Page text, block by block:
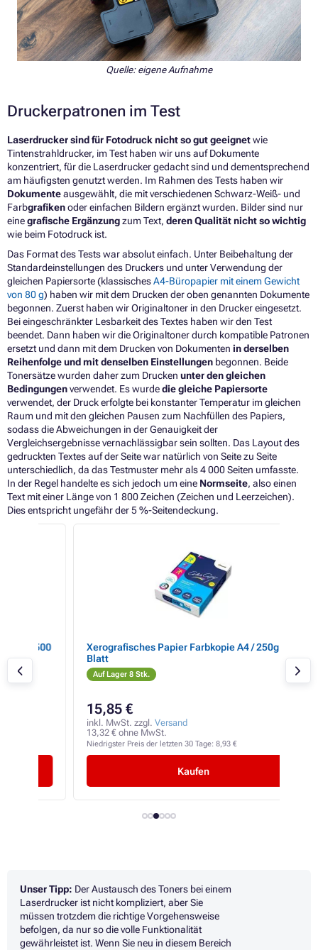
Quelle: eigene Aufnahme
Druckerpatronen im Test
Laserdrucker sind für Fotodruck nicht so gut geeignetwie
Tintenstrahldrucker, im Test haben wir uns auf Dokumente
konzentriert, für die Laserdrucker gedacht sind und dementsprechend
am häufigsten genutzt werden. Im Rahmen des Tests haben wir
Dokumenteausgewählt, die mit verschiedenen Schwarz-Weiß- und
Farbgrafikenoder einfachen Bildern ergänzt wurden. Bilder sind nur
einegrafische Ergänzungzum Text, deren Qualität nicht so wichtig
wie beim Fotodruck ist.
Das Format des Tests war absolut einfach. Unter Beibehaltung der
Standardeinstellungen des Druckers und unter Verwendung der
gleichen Papiersorte (klassischesA4-Büropapier mit einem Gewicht
von 80 g) haben wir mit dem Drucken der oben genannten Dokumente
begonnen. Zuerst haben wir Originaltoner in den Drucker eingesetzt.
Bei eingeschränkter Lesbarkeit des Textes haben wir den Test
beendet. Dann haben wir die Originaltoner durch kompatible Patronen
ersetzt und dann mit dem Drucken von Dokumenten in derselben
Reihenfolge und mit denselben Einstellungen begonnen. Beide
Tonersätze wurden daher zum Drucken unter den gleichen
Bedingungenverwendet. Es wurdedie gleiche Papiersorte
verwendet, der Druck erfolgte bei konstanter Temperatur im gleichen
Raum und mit den gleichen Pausen zum Nachfüllen des Papiers,
sodass die Abweichungen in der Genauigkeit der
Vergleichsergebnisse vernachlässigbar sein sollten. Das Layout des
gedruckten Textes auf der Seite war natürlich von Seite zu Seite
unterschiedlich, da das Testmuster mehr als 4 000 Seiten umfasste.
In der Regel handelte es sich jedoch um eine Normseite, also einen
Text mit einer Länge von 1 800 Zeichen (Zeichen und Leerzeichen).
Dies entspricht ungefähr der 5 %-Seitendeckung.
Xerografisches Papier Farbkopie A4 / 250g 125
Auf Lager 8 Stk.
15,85 €
inkl. MwSt. zzgl.Versand
13,32 € ohne MwSt.
Niedrigster Preis der letzten 30 Tage:8,93 €
Unser Tipp: Der Austausch des Toners bei einem
Laserdrucker ist nicht kompliziert, aber Sie
müssen trotzdem die richtige Vorgehensweise
befolgen, da nur so die volle Funktionalität
gewährleistet ist. Wenn Sie neu in diesem Bereich